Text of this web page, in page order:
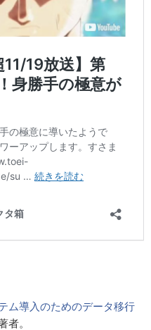
テム導入のためのデータ移行
者。